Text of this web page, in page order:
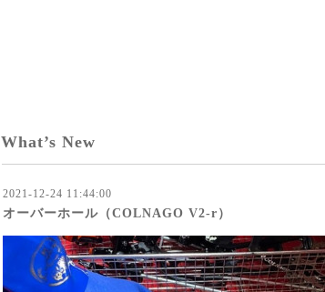
What’s New
2021-12-24 11:44:00
オーバーホール（COLNAGO V2-r）